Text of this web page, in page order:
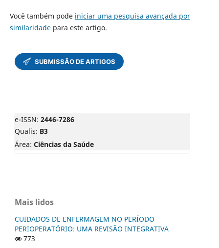
Você também pode iniciar uma pesquisa avançada por
similaridadepara este artigo.
e-ISSN: 2446-7286
Qualis: B3
Área: Ciências da Saúde
Mais lidos
CUIDADOS DE ENFERMAGEM NO PERÍODO
PERIOPERATÓRIO: UMA REVISÃO INTEGRATIVA
773